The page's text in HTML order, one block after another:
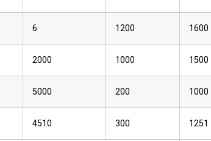
6 1200 1600
2000 1000 1500
5000 200 1000
4510 300 1251